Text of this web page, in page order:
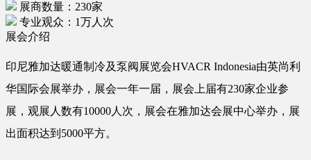
展商数量：230家
专业观众：1万人次
展会介绍
印尼雅加达暖通制冷及泵阀展览会HVACR Indonesia由英尚利
华国际会展举办，展会一年一届，展会上届有230家企业参
展，观展人数有10000人次，展会在雅加达会展中心举办，展
出面积达到5000平方。